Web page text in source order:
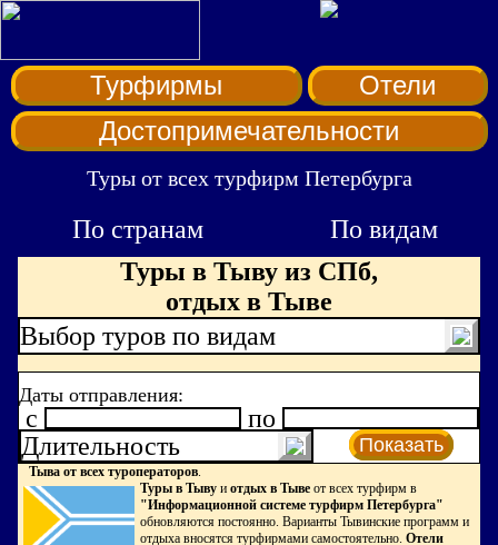
Турфирмы
Отели
Достопримечательности
Туры от всех турфирм Петербурга
По странам
По видам
Туры в Тыву из СПб,
отдых в Тыве
Выбор туров по видам
Даты отправления:
c
по
Длительность
Показать
Тыва от всех туроператоров.
Туры в Тыву и отдых в Тыве от всех турфирм в
"Информационной системе турфирм Петербурга"
обновляются постоянно. Варианты Тывинские программ и
отдыха вносятся турфирмами самостоятельно. Отели